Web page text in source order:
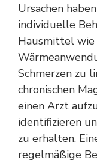
Ursachen
individuelle
Hausmittel
Schmerzen zu
chronischen
einen Arzt
identifizieren
zu erhalten.
regelmäßige